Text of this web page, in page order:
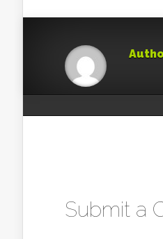
Submit a